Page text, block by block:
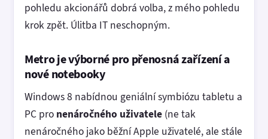
pohledu akcionářů dobrá volba, z mého pohledu
krok zpět. Úlitba IT neschopným.
Metro je výborné pro přenosná zařízení a
nové notebooky
Windows 8 nabídnou geniální symbiózu tabletu a
PC pro nenáročného uživatele (ne tak
nenáročného jako běžní Apple uživatelé, ale stále